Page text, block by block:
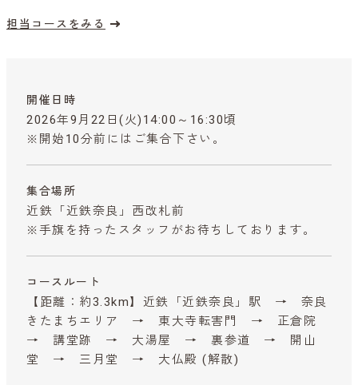
担当コースをみる
開催日時
2026年9月22日(火)14:00～16:30頃
※開始10分前にはご集合下さい。
集合場所
近鉄「近鉄奈良」西改札前
※手旗を持ったスタッフがお待ちしております。
コースルート
【距離：約3.3km】近鉄「近鉄奈良」駅 → 奈良
きたまちエリア → 東大寺転害門 → 正倉院
→ 講堂跡 → 大湯屋 → 裏参道 → 開山
堂 → 三月堂 → 大仏殿 (解散)